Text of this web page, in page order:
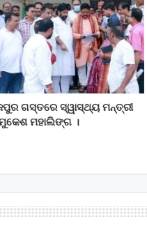
ଗସ୍ତରେ ସ୍ୱାସ୍ଥ୍ୟ ମନ୍ତ୍ରୀ
ମହାଲିଙ୍ଗ ।